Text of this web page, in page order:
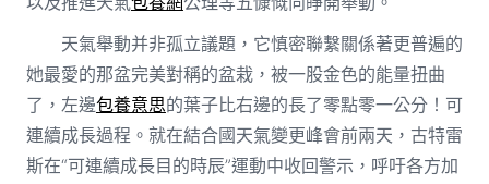
天氣舉動并非孤立議題，它慎密聯繫關係著更普遍的
她最愛的那盆完美對稱的盆栽，被一股金色的能量扭曲
了，左邊包養意思的葉子比右邊的長了零點零一公分！可
連續成長過程。就在結合國天氣變更峰會前兩天，古特雷
斯在“可連續成長目的時辰”運動中收回警示，呼吁各方加